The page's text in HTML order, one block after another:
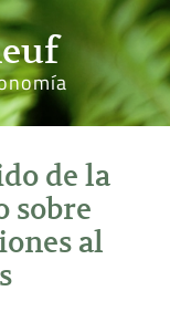
de la
sobre
al